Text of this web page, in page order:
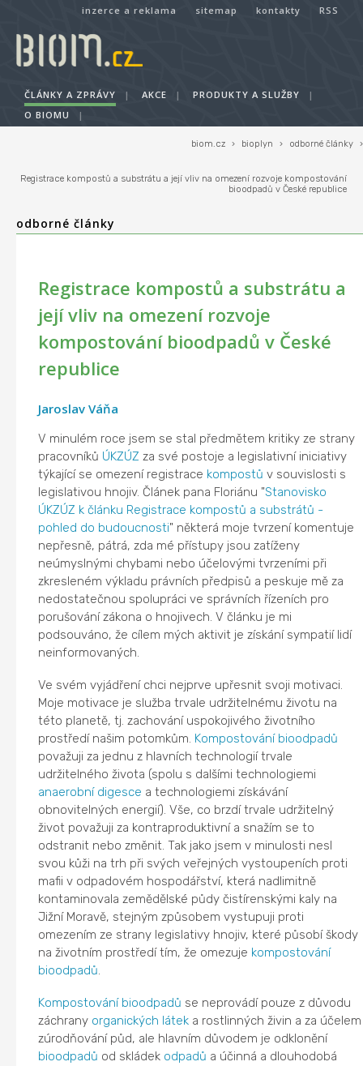
inzerce a reklama sitemap kontakty RSS
ČLÁNKY A ZPRÁVY | AKCE | PRODUKTY A SLUŽBY
|
O BIOMU
|
biom.cz › bioplyn › odborné články ›
Registrace kompostů a substrátu a její vliv na omezení rozvoje kompostování
bioodpadů v České republice
odborné články
Registrace kompostů a substrátu a
její vliv na omezení rozvoje
kompostování bioodpadů v České
republice
Jaroslav Váňa
V minulém roce jsem se stal předmětem kritiky ze strany
pracovníků ÚKZÚZ za své postoje a legislativní iniciativy
týkající se omezení registrace kompostů v souvislosti s
legislativou hnojiv. Článek pana Floriánu "Stanovisko
ÚKZÚZ k článku Registrace kompostů a substrátů -
pohled do budoucnosti" některá moje tvrzení komentuje
nepřesně, pátrá, zda mé přístupy jsou zatíženy
neúmyslnými chybami nebo účelovými tvrzeními při
zkresleném výkladu právních předpisů a peskuje mě za
nedostatečnou spolupráci ve správních řízeních pro
porušování zákona o hnojivech. V článku je mi
podsouváno, že cílem mých aktivit je získání sympatií lidí
neinformovaných.
Ve svém vyjádření chci nejprve upřesnit svoji motivaci.
Moje motivace je služba trvale udržitelnému životu na
této planetě, tj. zachování uspokojivého životního
prostředí našim potomkům. Kompostování bioodpadů
považuji za jednu z hlavních technologií trvale
udržitelného života (spolu s dalšími technologiemi
anaerobní digesce a technologiemi získávání
obnovitelných energií). Vše, co brzdí trvale udržitelný
život považuji za kontraproduktivní a snažím se to
odstranit nebo změnit. Tak jako jsem v minulosti nesl
svou kůži na trh při svých veřejných vystoupeních proti
mafii v odpadovém hospodářství, která nadlimitně
kontaminovala zemědělské půdy čistírenskými kaly na
Jižní Moravě, stejným způsobem vystupuji proti
omezením ze strany legislativy hnojiv, které působí škody
na životním prostředí tím, že omezuje kompostování
bioodpadů.
Kompostování bioodpadů se neprovádí pouze z důvodu
záchrany organických látek a rostlinných živin a za účelem
zúrodňování půd, ale hlavním důvodem je odklonění
bioodpadů od skládek odpadů a účinná a dlouhodobá